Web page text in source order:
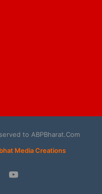
to ABPBharat.Com
Media Creations
YouTube